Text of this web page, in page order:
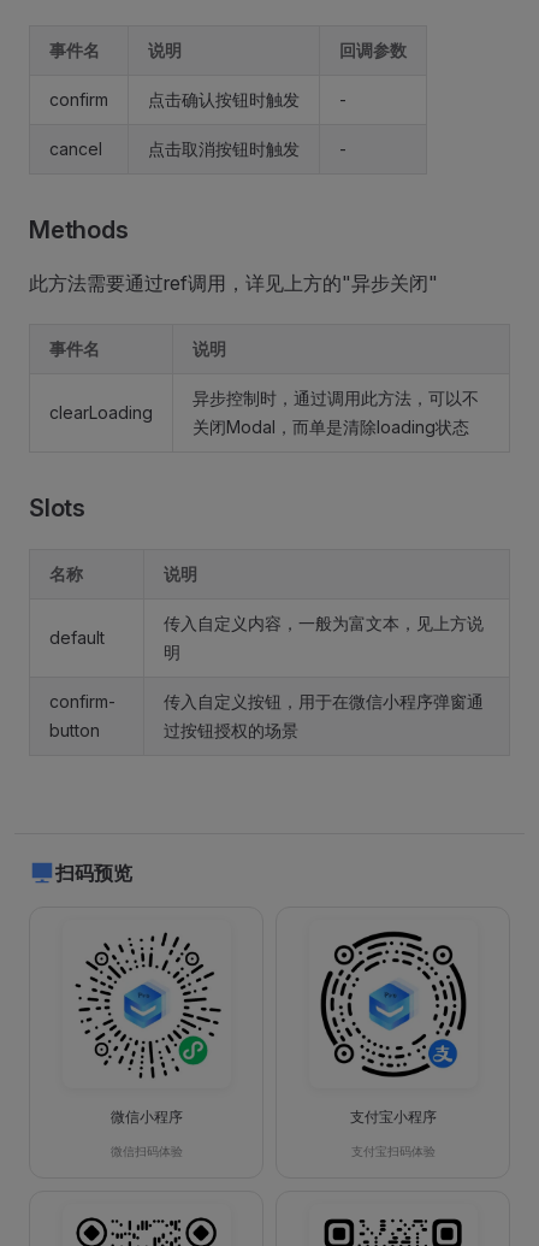
事件名 说明 回调参数
confirm 点击确认按钮时触发 -
cancel 点击取消按钮时触发 -
Methods
此方法需要通过ref调用，详见上方的"异步关闭"
事件名 说明
clearLoading
异步控制时，通过调用此方法，可以不
关闭Modal，而单是清除loading状态
Slots
名称 说明
default
传入自定义内容，一般为富文本，见上方说
明
confirm-
button
传入自定义按钮，用于在微信小程序弹窗通
过按钮授权的场景
扫码预览
微信小程序
微信扫码体验
支付宝小程序
支付宝扫码体验